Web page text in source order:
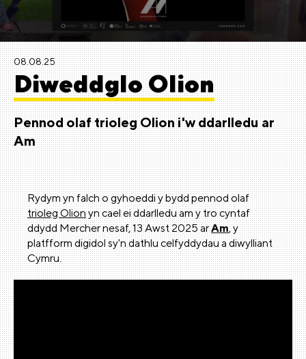
08.08.25
Diweddglo Olion
Pennod olaf trioleg Olion i'w ddarlledu ar
Am
Rydym yn falch o gyhoeddi y bydd pennod olaf
trioleg Olionyn cael ei ddarlledu am y tro cyntaf
ddydd Mercher nesaf, 13 Awst 2025 arAm, y
platfform digidol sy'n dathlu celfyddydau a diwylliant
Cymru.